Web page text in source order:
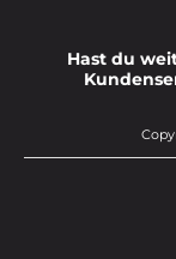
Hast du